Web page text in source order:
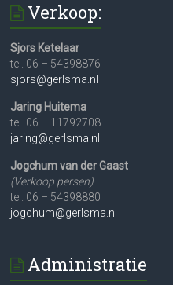
Verkoop:
Sjors Ketelaar
tel. 06 – 54398876
sjors@gerlsma.nl
Jaring Huitema
tel. 06 – 11792708
jaring@gerlsma.nl
Jogchum van der Gaast
(Verkoop persen)
tel. 06 – 54398880
jogchum@gerlsma.nl
Administratie